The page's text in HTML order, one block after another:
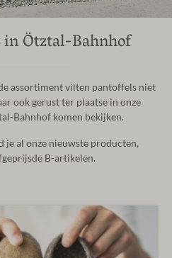
in Ötztal-Bahnhof
assortiment vilten pantoffels niet
ook gerust ter plaatse in onze
Bahnhof komen bekijken.
je al onze nieuwste producten,
B-artikelen.